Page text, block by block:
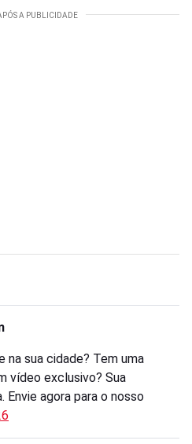
sua cidade? Tem uma
vídeo exclusivo? Sua
agora para o nosso